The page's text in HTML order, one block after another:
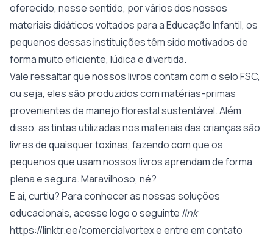
oferecido, nesse sentido, por vários dos nossos
materiais didáticos voltados para a Educação Infantil, os
pequenos dessas instituições têm sido motivados de
forma muito eficiente, lúdica e divertida.
Vale ressaltar que nossos livros contam com o selo FSC,
ou seja, eles são produzidos com matérias-primas
provenientes de manejo florestal sustentável. Além
disso, as tintas utilizadas nos materiais das crianças são
livres de quaisquer toxinas, fazendo com que os
pequenos que usam nossos livros aprendam de forma
plena e segura. Maravilhoso, né?
E aí, curtiu? Para conhecer as nossas soluções
educacionais, acesse logo o seguinte link
https://linktr.ee/comercialvortexe entre em contato